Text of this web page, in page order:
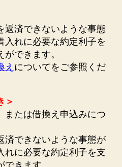
返済できないような事態
入れに必要な約定利子を
できます。
え についてをご参照くだ
＞
または借換え申込みにつ
済できないような事態が
れに必要な約定利子を支
きます。